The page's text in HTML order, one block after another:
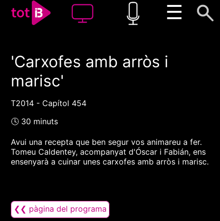
☰
00:00 00:00
'Carxofes amb arròs i
marisc'
T2014 - Capítol 454
🕓 30 minuts
Avui una recepta que ben segur vos animareu a fer.
Tomeu Caldentey, acompanyat d'Óscar i Fabián, ens
ensenyarà a cuinar unes carxofes amb arròs i marisc.
❮❮ pàgina del programa